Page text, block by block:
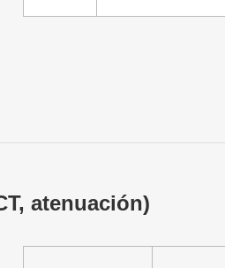
atenuación)